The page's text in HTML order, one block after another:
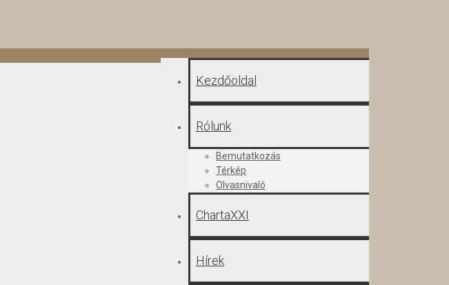
Kezdőoldal
Rólunk
Bemutatkozás
Térkép
Olvasnivaló
ChartaXXI
Hírek